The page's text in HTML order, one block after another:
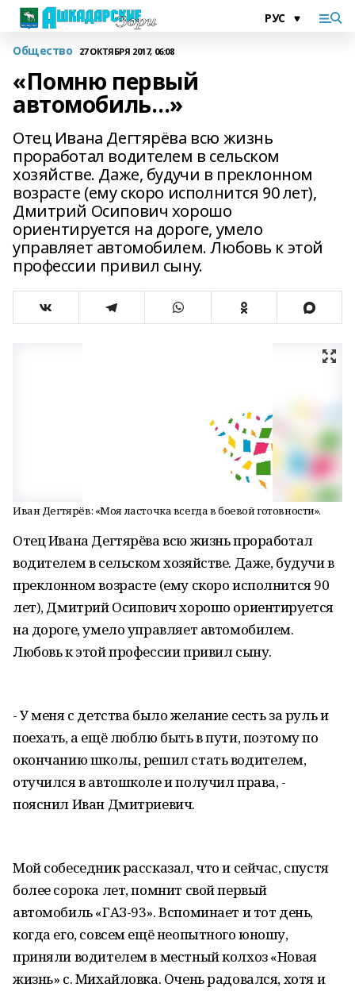
Общество 27 ОКТЯБРЯ 2017, 06:08
«Помню первый
автомобиль…»
Отец Ивана Дегтярёва всю жизнь
проработал водителем в сельском
хозяйстве. Даже, будучи в преклонном
возрасте (ему скоро исполнится 90 лет),
Дмитрий Осипович хорошо
ориентируется на дороге, умело
управляет автомобилем. Любовь к этой
профессии привил сыну.
Иван Дегтярёв: «Моя ласточка всегда в боевой готовности».
Отец Ивана Дегтярёва всю жизнь проработал
водителем в сельском хозяйстве. Даже, будучи в
преклонном возрасте (ему скоро исполнится 90
лет), Дмитрий Осипович хорошо ориентируется
на дороге, умело управляет автомобилем.
Любовь к этой профессии привил сыну.
- У меня с детства было желание сесть за руль и
поехать, а ещё люблю быть в пути, поэтому по
окончанию школы, решил стать водителем,
отучился в автошколе и получил права, -
пояснил Иван Дмитриевич.
Мой собеседник рассказал, что и сейчас, спустя
более сорока лет, помнит свой первый
автомобиль «ГАЗ-93». Вспоминает и тот день,
когда его, совсем ещё неопытного юношу,
приняли водителем в местный колхоз «Новая
жизнь» с. Михайловка. Очень радовался, хотя и